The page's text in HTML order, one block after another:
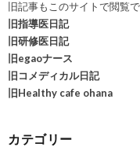
旧記事もこのサイトで閲覧
旧指導医日記
旧研修医日記
旧egaoナース
旧コメディカル日記
旧Healthy cafe ohana
カテゴリー